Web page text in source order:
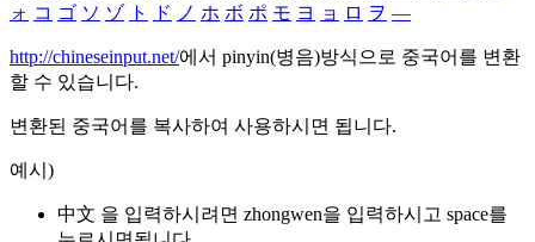
ォ コ ゴ ソ ゾ ト ド ノ ホ ボ ポ モ ヨ ョ ロ ヲ ―
http://chineseinput.net/에서 pinyin(병음)방식으로 중국어를 변환
할 수 있습니다.
변환된 중국어를 복사하여 사용하시면 됩니다.
예시)
中文 을 입력하시려면 zhongwen을 입력하시고 space를